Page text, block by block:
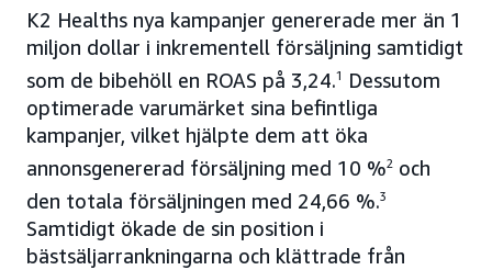
K2 Healths nya kampanjer genererade mer än 1
miljon dollar i inkrementell försäljning samtidigt
som de bibehöll en ROAS på 3,24.1
Dessutom
optimerade varumärket sina befintliga
kampanjer, vilket hjälpte dem att öka
annonsgenererad försäljning med 10 %2 och
den totala försäljningen med 24,66 %.3
Samtidigt ökade de sin position i
bästsäljarrankningarna och klättrade från